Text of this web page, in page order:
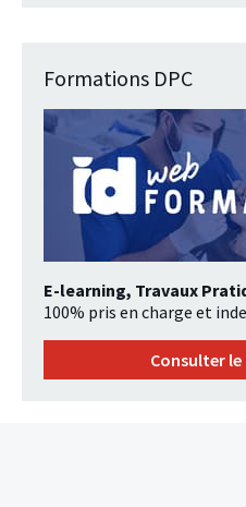
Formations DPC
E-learning, Travaux
100% pris en charge et
Consulter